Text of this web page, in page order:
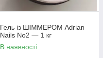
Гель із ШІММЕРОМ Adrian
Nails No2 — 1 кг
В наявності